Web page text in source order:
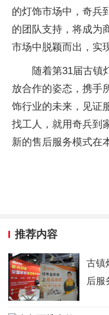
的灯饰市场中，奇兵
的团队支持，将成为
市场中脱颖而出，实
随着第31届古镇
放合作的姿态，携手
饰行业的未来，见证
找工人，就用奇兵到
新的售后服务模式在
推荐内容
古镇
后服